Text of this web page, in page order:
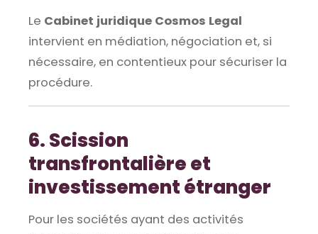
Le Cabinet juridique Cosmos Legal
intervient en médiation, négociation et, si
nécessaire, en contentieux pour sécuriser la
procédure.
6. Scission
transfrontalière et
investissement étranger
Pour les sociétés ayant des activités